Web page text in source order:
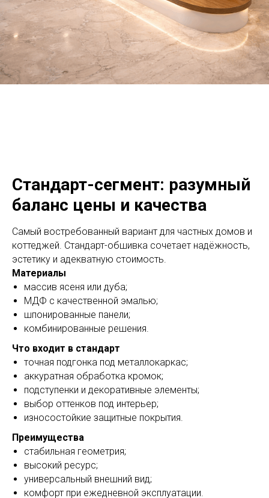
Стандарт-сегмент: разумный
баланс цены и качества
Самый востребованный вариант для частных домов и
коттеджей. Стандарт-обшивка сочетает надёжность,
эстетику и адекватную стоимость.
Материалы
массив ясеня или дуба;
МДФ с качественной эмалью;
шпонированные панели;
комбинированные решения.
Что входит в стандарт
точная подгонка под металлокаркас;
аккуратная обработка кромок;
подступенки и декоративные элементы;
выбор оттенков под интерьер;
износостойкие защитные покрытия.
Преимущества
стабильная геометрия;
высокий ресурс;
универсальный внешний вид;
комфорт при ежедневной эксплуатации.